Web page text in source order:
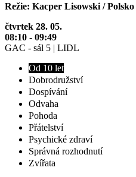
Režie: Kacper Lisowski / Polsko
čtvrtek 28. 05.
08:10 - 09:49
GAC - sál 5 | LIDL
Od 10 let
Dobrodružství
Dospívání
Odvaha
Pohoda
Přátelství
Psychické zdraví
Správná rozhodnutí
Zvířata